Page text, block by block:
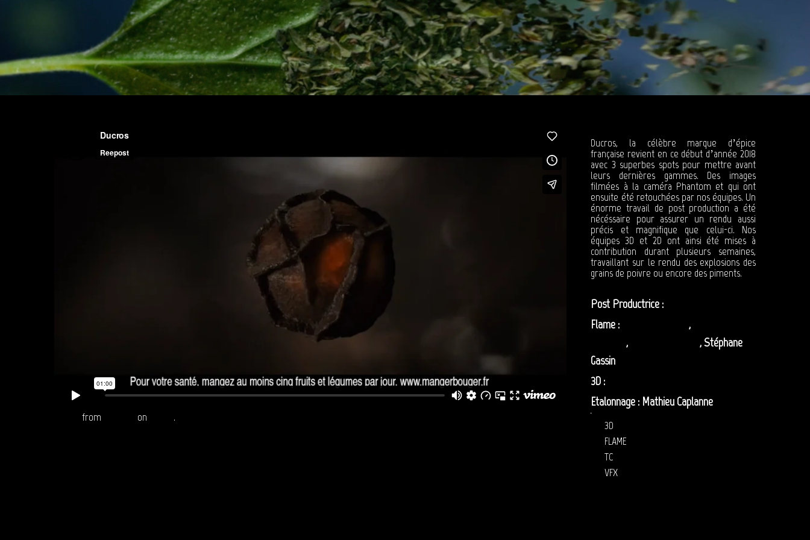
from on .
Ducros, la célèbre marque d’épice
française revient en ce début d’année 2018
avec 3 superbes spots pour mettre avant
leurs dernières gammes. Des images
filmées à la caméra Phantom et qui ont
ensuite été retouchées par nos équipes. Un
énorme travail de post production a été
nécéssaire pour assurer un rendu aussi
précis et magnifique que celui-ci. Nos
équipes 3D et 2D ont ainsi été mises à
contribution durant plusieurs semaines,
travaillant sur le rendu des explosions des
grains de poivre ou encore des piments.
Post Productrice :
Flame :
Benoit Messager,
Lépineau, Sofiane Mehelleb, Stéphane
Gassin
3D :
Etalonnage : Mathieu Caplanne
3D
FLAME
TC
VFX